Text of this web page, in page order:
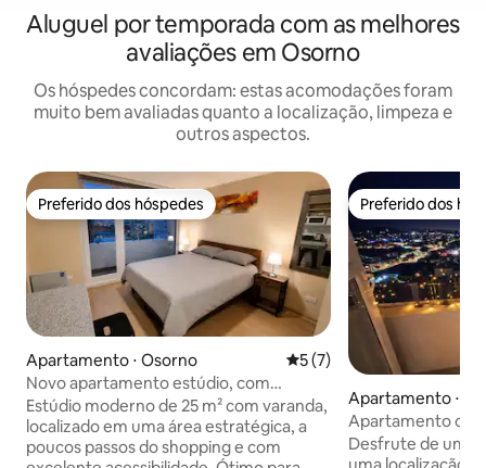
Aluguel por temporada com as melhores
avaliações em Osorno
Os hóspedes concordam: estas acomodações foram
muito bem avaliadas quanto a localização, limpeza e
outros aspectos.
Preferido dos hóspedes
Preferido dos hóspedes
Apartamento ⋅ Osorno 5 de uma avaliação média
5 (7)
Novo apartamento estúdio, com
estacionamento
Estúdio moderno de 25 m² com varanda,
localizado em uma área estratégica, a
poucos passos do shopping e com
Preferido dos
Preferido dos
Apartamento ⋅
Apartamento
Desfrute de uma